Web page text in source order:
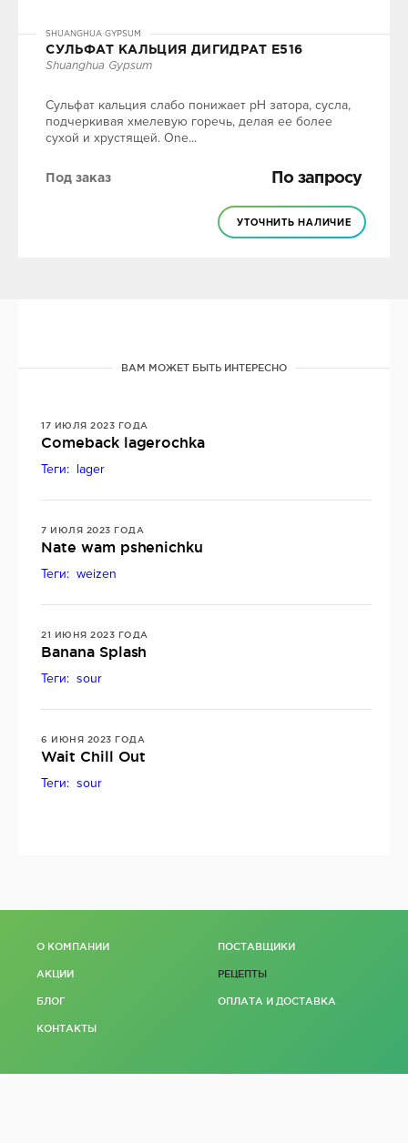
SHUANGHUA GYPSUM
СУЛЬФАТ КАЛЬЦИЯ ДИГИДРАТ Е516
Shuanghua Gypsum
Сульфат кальция слабо понижает pH затора, сусла,
подчеркивая хмелевую горечь, делая ее более
сухой и хрустящей. One...
Под заказ По запросу
УТОЧНИТЬ НАЛИЧИЕ
ВАМ МОЖЕТ БЫТЬ ИНТЕРЕСНО
17 ИЮЛЯ 2023 ГОДА
Comeback lagerochka
Теги: lager
7 ИЮЛЯ 2023 ГОДА
Nate wam pshenichku
Теги: weizen
21 ИЮНЯ 2023 ГОДА
Banana Splash
Теги: sour
6 ИЮНЯ 2023 ГОДА
Wait Chill Out
Теги: sour
О КОМПАНИИ ПОСТАВЩИКИ
АКЦИИ РЕЦЕПТЫ
БЛОГ ОПЛАТА И ДОСТАВКА
КОНТАКТЫ